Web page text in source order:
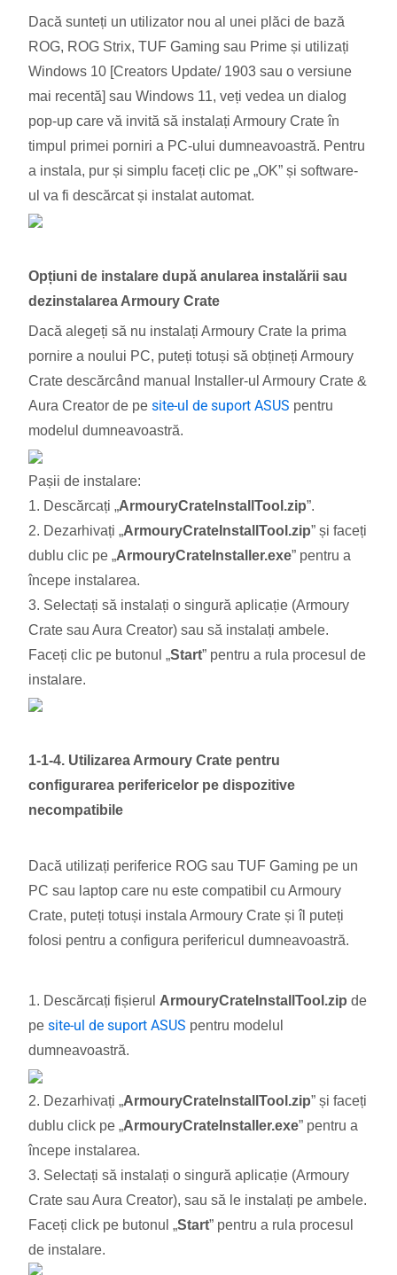
Dacă sunteți un utilizator nou al unei plăci de bază
ROG, ROG Strix, TUF Gaming sau Prime și utilizați
Windows 10 [Creators Update/ 1903 sau o versiune
mai recentă] sau Windows 11, veți vedea un dialog
pop-up care vă invită să instalați Armoury Crate în
timpul primei porniri a PC-ului dumneavoastră. Pentru
a instala, pur și simplu faceți clic pe „OK” și software-
ul va fi descărcat și instalat automat.
Opțiuni de instalare după anularea instalării sau
dezinstalarea Armoury Crate
Dacă alegeți să nu instalați Armoury Crate la prima
pornire a noului PC, puteți totuși să obțineți Armoury
Crate descărcând manual Installer-ul Armoury Crate &
Aura Creator de pe site-ul de suport ASUS pentru
modelul dumneavoastră.
Pașii de instalare:
1. Descărcați „ArmouryCrateInstallTool.zip”.
2. Dezarhivați „ArmouryCrateInstallTool.zip” și faceți
dublu clic pe „ArmouryCrateInstaller.exe” pentru a
începe instalarea.
3. Selectați să instalați o singură aplicație (Armoury
Crate sau Aura Creator) sau să instalați ambele.
Faceți clic pe butonul „Start” pentru a rula procesul de
instalare.
1-1-4. Utilizarea Armoury Crate pentru
configurarea perifericelor pe dispozitive
necompatibile
Dacă utilizați periferice ROG sau TUF Gaming pe un
PC sau laptop care nu este compatibil cu Armoury
Crate, puteți totuși instala Armoury Crate și îl puteți
folosi pentru a configura perifericul dumneavoastră.
1. Descărcați fișierul ArmouryCrateInstallTool.zip de
pe site-ul de suport ASUS pentru modelul
dumneavoastră.
2. Dezarhivați „ArmouryCrateInstallTool.zip” și faceți
dublu click pe „ArmouryCrateInstaller.exe” pentru a
începe instalarea.
3. Selectați să instalați o singură aplicație (Armoury
Crate sau Aura Creator), sau să le instalați pe ambele.
Faceți click pe butonul „Start” pentru a rula procesul
de instalare.